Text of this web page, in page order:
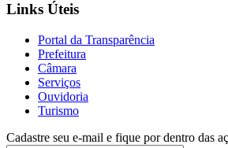
Links Úteis
Portal da Transparência
Prefeitura
Câmara
Serviços
Ouvidoria
Turismo
Cadastre seu e-mail e fique por dentro das